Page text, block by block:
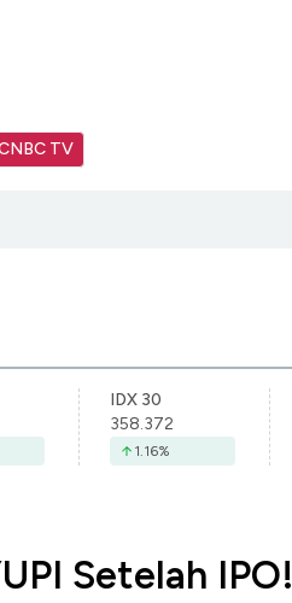
TV
IDX 30
358.372
1.16%
Setelah IPO!